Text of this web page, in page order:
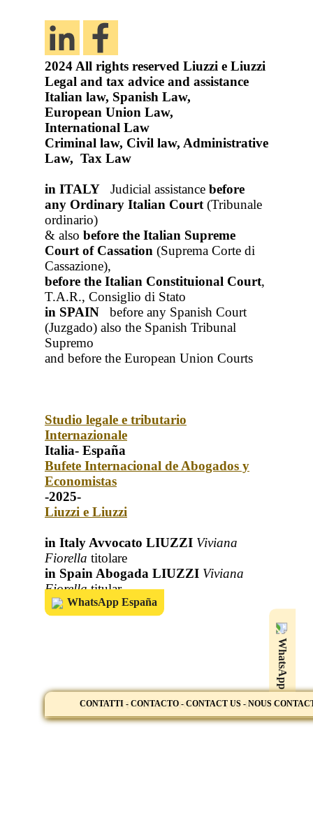
2024 All rights reserved Liuzzi e Liuzzi
Legal and tax advice and assistance
Italian law, Spanish Law,
European Union Law,
International Law
Criminal law, Civil law, Administrative
Law, Tax Law
in ITALY Judicial assistance before
any Ordinary Italian Court (Tribunale
ordinario)
& also before the Italian Supreme
Court of Cassation (Suprema Corte di
Cassazione),
before the Italian Constituional Court,
T.A.R., Consiglio di Stato
in SPAIN before any Spanish Court
(Juzgado) also the Spanish Tribunal
Supremo
and before the European Union Courts
Studio legale e tributario
Internazionale
Italia- España
Bufete Internacional de Abogados y
Economistas
-2025-
Liuzzi e Liuzzi
in Italy Avvocato LIUZZI Viviana
Fiorella titolare
in Spain Abogada LIUZZI Viviana
Fiorellatitular
CONTATTI- CONTACTO-CONTACT US-NOUS
WhatsApp España
WhatsApp
CONTATTI - CONTACTO - CONTACT US - NOUS